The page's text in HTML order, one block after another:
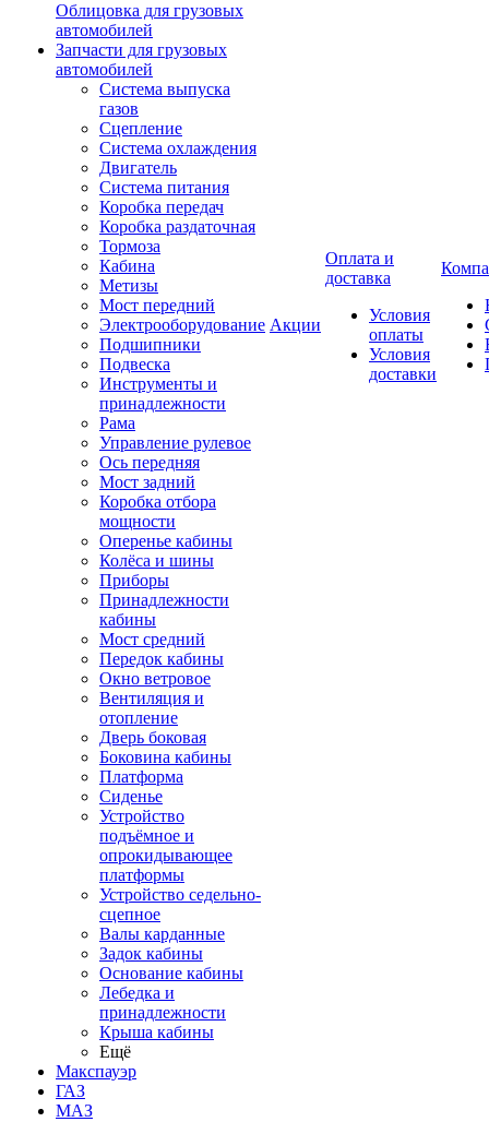
Облицовка для грузовых
автомобилей
Запчасти для грузовых
автомобилей
Система выпуска
газов
Сцепление
Система охлаждения
Двигатель
Система питания
Коробка передач
Коробка раздаточная
Тормоза
Кабина
Метизы
Мост передний
Электрооборудование
Подшипники
Подвеска
Инструменты и
принадлежности
Рама
Управление рулевое
Ось передняя
Мост задний
Коробка отбора
мощности
Оперенье кабины
Колёса и шины
Приборы
Принадлежности
кабины
Мост средний
Передок кабины
Окно ветровое
Вентиляция и
отопление
Дверь боковая
Боковина кабины
Платформа
Сиденье
Устройство
подъёмное и
опрокидывающее
платформы
Устройство седельно-
сцепное
Валы карданные
Задок кабины
Основание кабины
Лебедка и
принадлежности
Крыша кабины
Ещё
Макспауэр
ГАЗ
МАЗ
Акции
Оплата и
доставка
Условия
оплаты
Условия
доставки